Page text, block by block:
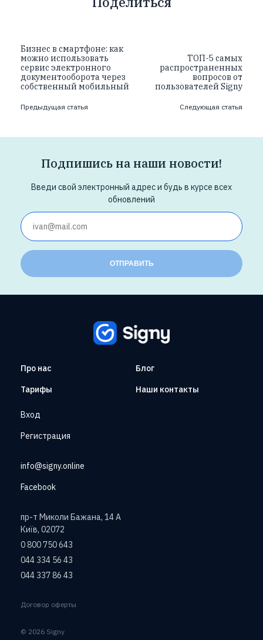
Бизнес в смартфоне: как
можно использовать
сервис электронного
документооборота через
собственный мобильный
Предыдущая статья
ТОП-5 самых
распространенных
вопросов от
пользователей Signy
Следующая статья
Подпишись на наши новости!
Введи свой электронный адрес и будь в курсе всех
обновлений
ОТПРАВИТЬ
Про нас
Тарифы
Блог
Наши контакты
Вход
Регистрация
info@signy.online
Facebook
пр-т Миколи Бажана, 14 А
Київ, 02072
0 800 750 643
044 334 56 43
044 337 86 43
© 2026 Signy
Договор оферты